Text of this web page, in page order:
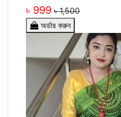
৳ 999 ৳ 1,500
অর্ডার করুন